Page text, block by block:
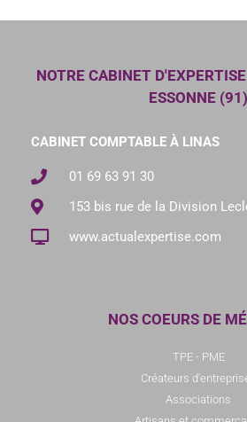
NOTRE CABINET
ESSONNE (91)
CABINET COMPTABLE À LINAS
01 69 63 91 30
153 bis rue de la Division
www.actualexpertise.com
NOS COEURS DE
TPE - PME
Créateurs
Associations